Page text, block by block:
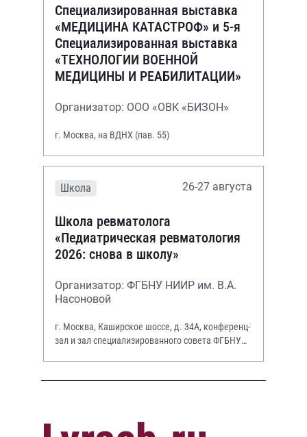
Специализированная выставка
«МЕДИЦИНА КАТАСТРОФ» и 5-я
Специализированная выставка
«ТЕХНОЛОГИИ ВОЕННОЙ
МЕДИЦИНЫ И РЕАБИЛИТАЦИИ»
Организатор: ООО «ОВК «БИЗОН»
г. Москва, на ВДНХ (пав. 55)
Школа 26-27 августа
Школа ревматолога
«Педиатрическая ревматология
2026: снова в школу»
Организатор: ФГБНУ НИИР им. В.А.
Насоновой
г. Москва, Каширское шоссе, д. 34А, конференц-
зал и зал специализированного совета ФГБНУ